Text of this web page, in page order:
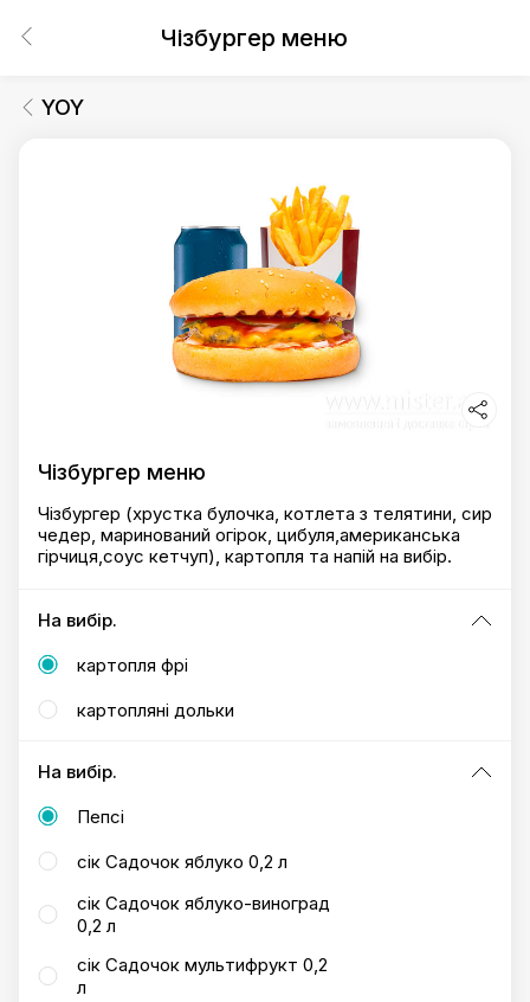
Чізбургер меню
YOY
Чізбургер меню
Чізбургер (хрустка булочка, котлета з телятини, сир
чедер, маринований огірок, цибуля,американська
гірчиця,соус кетчуп), картопля та напій на вибір.
На вибір.
картопля фрі
картопляні дольки
На вибір.
Пепсі
сік Садочок яблуко 0,2 л
сік Садочок яблуко-виноград
0,2 л
сік Садочок мультифрукт 0,2
л